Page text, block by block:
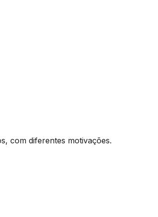
com diferentes motivações.